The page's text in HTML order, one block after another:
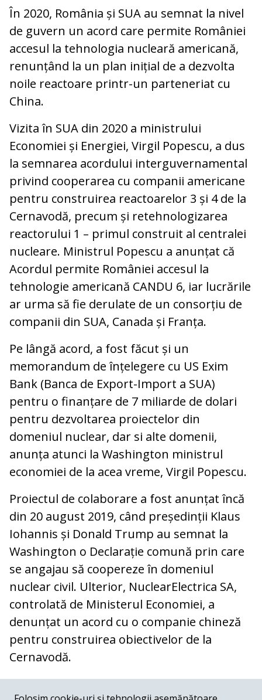
În 2020, România și SUA au semnat la nivel
de guvern un acord care permite României
accesul la tehnologia nucleară americană,
renunțând la un plan inițial de a dezvolta
noile reactoare printr-un parteneriat cu
China.
Vizita în SUA din 2020 a ministrului
Economiei și Energiei, Virgil Popescu, a dus
la semnarea acordului interguvernamental
privind cooperarea cu companii americane
pentru construirea reactoarelor 3 și 4 de la
Cernavodă, precum și retehnologizarea
reactorului 1 – primul construit al centralei
nucleare. Ministrul Popescu a anunțat că
Acordul permite României accesul la
tehnologie americană CANDU 6, iar lucrările
ar urma să fie derulate de un consorțiu de
companii din SUA, Canada și Franța.
Pe lângă acord, a fost făcut și un
memorandum de înțelegere cu US Exim
Bank (Banca de Export-Import a SUA)
pentru o finanțare de 7 miliarde de dolari
pentru dezvoltarea proiectelor din
domeniul nuclear, dar si alte domenii,
anunța atunci la Washington ministrul
economiei de la acea vreme, Virgil Popescu.
Proiectul de colaborare a fost anunțat încă
din 20 august 2019, când președinții Klaus
Iohannis și Donald Trump au semnat la
Washington o Declarație comună prin care
se angajau să coopereze în domeniul
nuclear civil. Ulterior, NuclearElectrica SA,
controlată de Ministerul Economiei, a
denunțat un acord cu o companie chineză
pentru construirea obiectivelor de la
Cernavodă.
COMENTARII